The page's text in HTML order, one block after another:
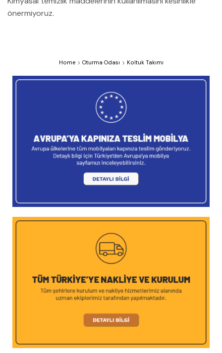
önermiyoruz.
Home Oturma Odası Koltuk Takımı